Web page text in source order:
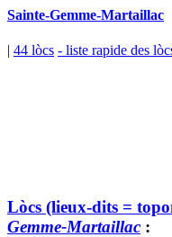
Sainte-Gemme-Martaillac
| 44 lòcs - liste rapide des
Lòcs (lieux-dits =
Gemme-Martaillac :